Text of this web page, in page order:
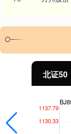
北证50